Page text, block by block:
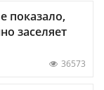
показало,
заселяет
36573